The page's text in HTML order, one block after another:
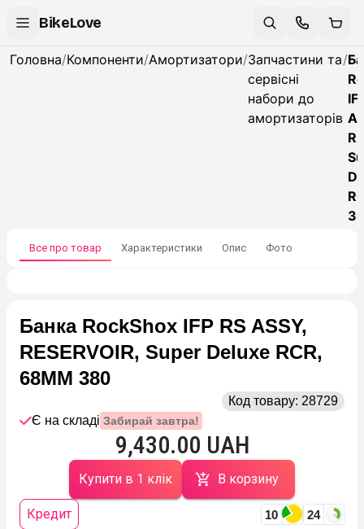
BikeLove
Головна/Компоненти/Амортизатори/Запчастини та
сервісні
набори до
амортизаторів
/
Все про товар Характеристики Опис Фото
Банка RockShox IFP RS ASSY,
RESERVOIR, Super Deluxe RCR,
68MM 380
Код товару: 28729
Є на складі Забирай завтра!
9,430.00 UAH
Купити в 1 клік В корзину
Кредит 10 24